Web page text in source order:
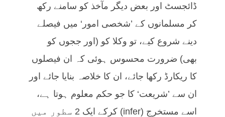
ڈائجسٹ اور بعض دیگر مآخذ کو سامنے رکھ
کر مسلمانوں کے ’شخصی امور‘ میں فیصلے
دینے شروع کیے، تو وکلا کو (اور ججوں کو
بھی) ضرورت محسوس ہوئی کہ ان فیصلوں
کا ریکارڈ رکھا جائے، ان کا خلاصہ بنایا جائے اور
ان سے ’شریعت‘ کا جو حکم معلوم ہوتا ہے،
اسے مستخرج (infer) کرکے ایک 2 سطور میں